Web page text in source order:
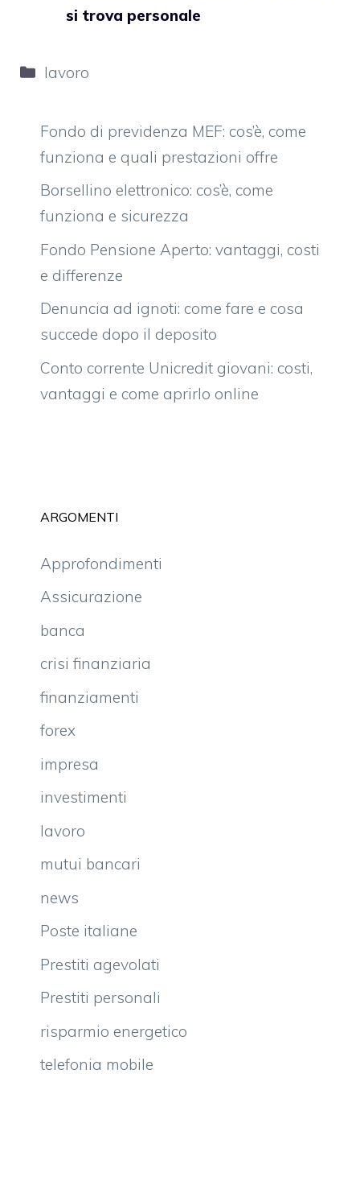
si trova personale
Categorie
lavoro
Fondo di previdenza MEF: cos’è, come
funziona e quali prestazioni offre
Borsellino elettronico: cos’è, come
funziona e sicurezza
Fondo Pensione Aperto: vantaggi, costi
e differenze
Denuncia ad ignoti: come fare e cosa
succede dopo il deposito
Conto corrente Unicredit giovani: costi,
vantaggi e come aprirlo online
ARGOMENTI
Approfondimenti
Assicurazione
banca
crisi finanziaria
finanziamenti
forex
impresa
investimenti
lavoro
mutui bancari
news
Poste italiane
Prestiti agevolati
Prestiti personali
risparmio energetico
telefonia mobile